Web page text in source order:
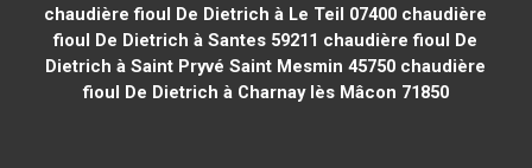
chaudière fioul De Dietrich à Le Teil 07400 chaudière
fioul De Dietrich à Santes 59211 chaudière fioul De
Dietrich à Saint Pryvé Saint Mesmin 45750 chaudière
fioul De Dietrich à Charnay lès Mâcon 71850